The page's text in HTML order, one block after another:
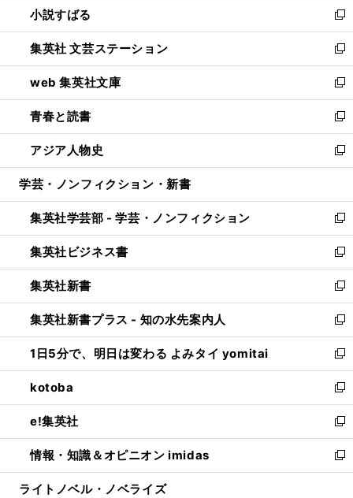
く
で
開
く
い
ウ
ィ
ン
ド
ウ
で
開
く
小説すばる
新
し
い
ウ
ィ
ン
ド
ウ
で
開
集英社 文芸ステーション
新
し
い
ウ
ィ
ン
ド
ウ
開
く
web 集英社文庫
新
し
い
ウ
ィ
ン
ウ
で
開
く
青春と読書
新
し
い
ウ
ン
ド
ウ
で
開
く
アジア人物史
新
し
ウ
ィ
ン
ド
ウ
で
開
く
学芸・ノンフィクション・新書
集英社学芸部 - 学芸・ノンフィクション
新
し
い
ウ
ィ
ン
ド
ウ
で
開
く
集英社ビジネス書
新
し
い
ウ
ィ
ン
ド
ウ
で
開
く
集英社新書
新
し
い
ウ
ィ
ン
ド
ウ
で
開
く
集英社新書プラス - 知の水先案内人
新
し
い
ウ
ィ
ン
ド
ウ
で
開
1日5分で、明日は変わる よみタイ yomitai
新
し
い
ウ
ィ
ン
ド
ウ
kotoba
新
し
い
ウ
ィ
ン
e!集英社
新
し
い
ウ
情報・知識＆オピニオン imidas
新
し
ライトノベル・ノベライズ